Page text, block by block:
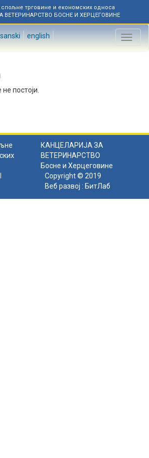
трговине и економских односа
ВЕТЕРИНАРСТВО БОСНЕ И ХЕРЦЕГОВИНЕ
english
Toggle
постоји.
КАНЦЕЛАРИЈА ЗА
ВЕТЕРИНАРСТВО
Босне и Херцеговине
Copyright © 2019
Веб развој : БитЛаб